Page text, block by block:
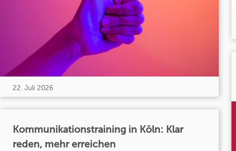
22. Juli 2026
Kommunikationstraining in Köln: Klar
reden, mehr erreichen